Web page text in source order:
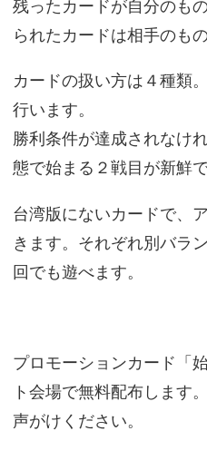
残ったカードが自分のも
られたカードは相手のもの
カードの扱い方は４種類
行います。
勝利条件が達成されなけ
態で始まる２戦目が新鮮で
台湾版にないカードで、
きます。それぞれ別バラ
回でも遊べます。
プロモーションカード「
ト会場で無料配布します
声がけください。